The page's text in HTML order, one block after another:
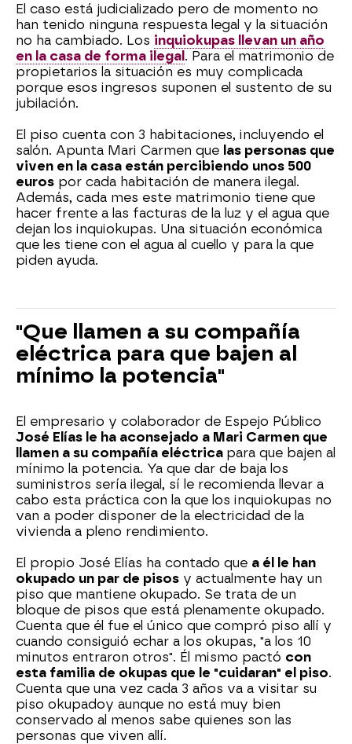
El caso está judicializado pero de momento no
han tenido ninguna respuesta legal y la situación
no ha cambiado. Los inquiokupas llevan un año
en la casa de forma ilegal . Para el matrimonio de
propietarios la situación es muy complicada
porque esos ingresos suponen el sustento de su
jubilación.
El piso cuenta con 3 habitaciones, incluyendo el
salón. Apunta Mari Carmen que las personas que
viven en la casa están percibiendo unos 500
euros por cada habitación de manera ilegal.
Además, cada mes este matrimonio tiene que
hacer frente a las facturas de la luz y el agua que
dejan los inquiokupas. Una situación económica
que les tiene con el agua al cuello y para la que
piden ayuda.
"Que llamen a su compañía
eléctrica para que bajen al
mínimo la potencia"
El empresario y colaborador de Espejo Público
José Elías le ha aconsejado a Mari Carmen que
llamen a su compañía eléctrica para que bajen al
mínimo la potencia. Ya que dar de baja los
suministros sería ilegal, sí le recomienda llevar a
cabo esta práctica con la que los inquiokupas no
van a poder disponer de la electricidad de la
vivienda a pleno rendimiento.
El propio José Elías ha contado que a él le han
okupado un par de pisos y actualmente hay un
piso que mantiene okupado. Se trata de un
bloque de pisos que está plenamente okupado.
Cuenta que él fue el único que compró piso allí y
cuando consiguió echar a los okupas, "a los 10
minutos entraron otros". Él mismo pactó con
esta familia de okupas que le "cuidaran" el piso.
Cuenta que una vez cada 3 años va a visitar su
piso okupadoy aunque no está muy bien
conservado al menos sabe quienes son las
personas que viven allí.